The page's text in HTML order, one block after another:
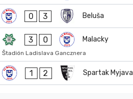
0 3 Beluša
3 0 Malacky
Štadión Ladislava Gancznera
1 2 Spartak Myjava